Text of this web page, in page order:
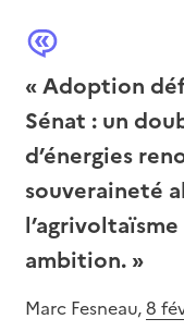
« Adoption
Sénat : un
d’énergies
souveraineté
ambition. »
Marc Fesneau,8